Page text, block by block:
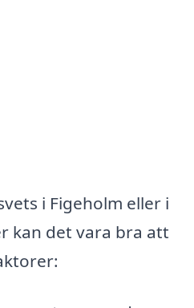
i Figeholm eller i
kan det vara bra att